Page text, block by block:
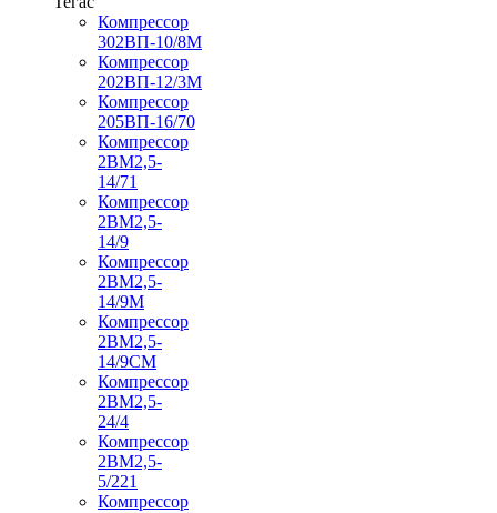
Компрессор
302ВП-10/8М
Компрессор
202ВП-12/3М
Компрессор
205ВП-16/70
Компрессор
2ВМ2,5-
14/71
Компрессор
2ВМ2,5-
14/9
Компрессор
2ВМ2,5-
14/9М
Компрессор
2ВМ2,5-
14/9СМ
Компрессор
2ВМ2,5-
24/4
Компрессор
2ВМ2,5-
5/221
Компрессор